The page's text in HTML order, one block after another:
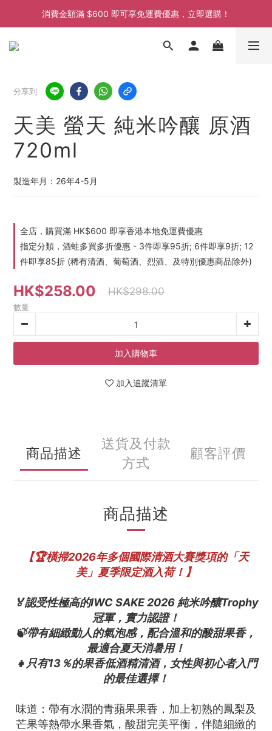
消費金額滿 $600 即可享免運費優惠，立即選購！
消費金額滿 $600 即可享免運費優惠，立即選購！
消費金額滿 $600 即可享免運費優惠，立即選購！
分享到
天美 螢天 純米吟釀 原酒
720ml
製造年月：26年4-5月
全店，購買滿 HK$600 即享香港本地免運費優惠
指定分類，酒蛙多買多折優惠 - 3件即享95折; 6件即享9折; 12
件即享85折 (稀有清酒、葡萄酒、烈酒、及特別優惠商品除外)
HK$258.00 HK$298.00
數量
加入購物車
加入追蹤清單
商品描述
送貨及付款
方式
顧客評價
商品描述
【🏆橫掃2026年多個國際清酒大賽獎項的「天
美」夏季限定酒入荷！】
🏅認受性極高的IWC SAKE 2026 純米吟釀Trophy
冠軍，實力認證！
🍃帶有細緻動人的氣泡感，配合溫和的酸甜果香，
最適合夏天消暑用！
👧只有13％的果香低酒精清酒，女性與初心者入門
的最佳選擇！
味道：帶有水潤的青蘋果果香，加上初熟的鳳梨及
芒果等熱帶水果香氣，酸甜完美平衡，伴隨細緻的